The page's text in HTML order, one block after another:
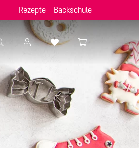
Rezepte Backschule